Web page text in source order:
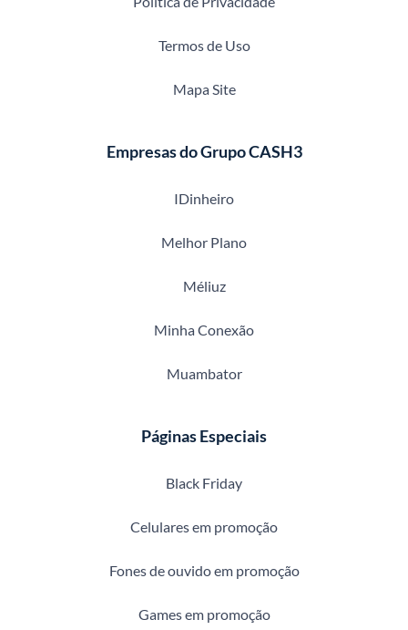
Termos de Uso
Mapa Site
Empresas do Grupo CASH3
IDinheiro
Melhor Plano
Méliuz
Minha Conexão
Muambator
Páginas Especiais
Black Friday
Celulares em promoção
Fones de ouvido em promoção
Games em promoção